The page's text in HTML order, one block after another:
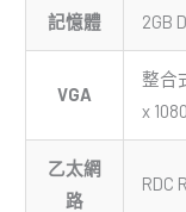
記憶體 2GB
VGA
整合
x
乙太網
路
RDC